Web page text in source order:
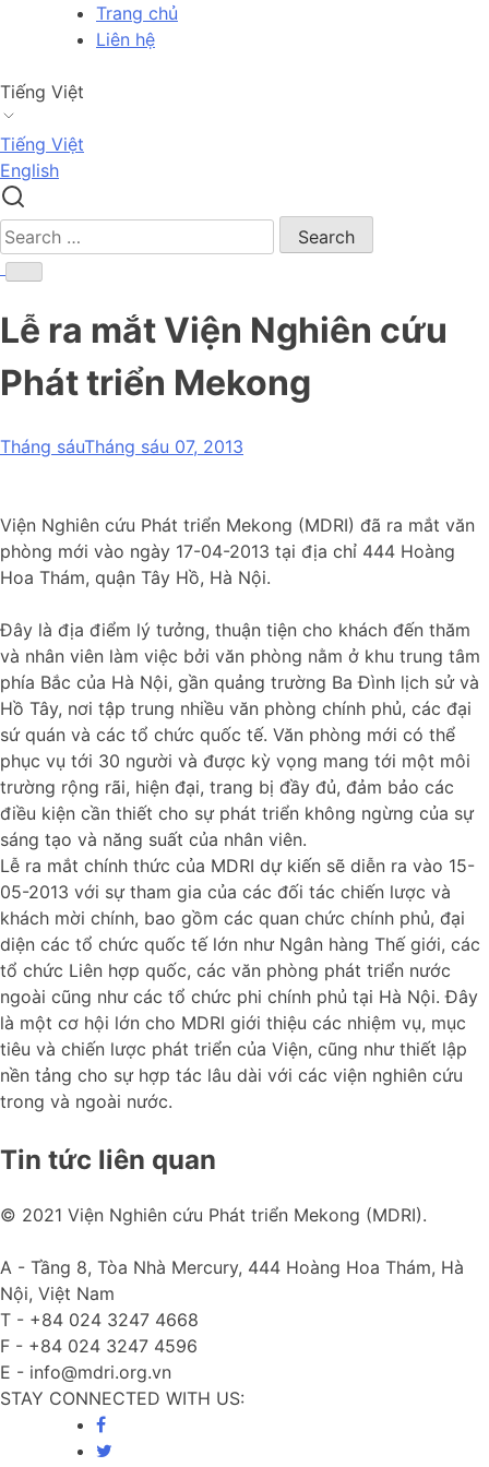
Trang chủ
Liên hệ
Tiếng Việt
Tiếng Việt
English
Search
for:
Lễ ra mắt Viện Nghiên cứu
Phát triển Mekong
Tháng sáuTháng sáu 07, 2013
Viện Nghiên cứu Phát triển Mekong (MDRI) đã ra mắt văn
phòng mới vào ngày 17-04-2013 tại địa chỉ 444 Hoàng
Hoa Thám, quận Tây Hồ, Hà Nội.
Đây là địa điểm lý tưởng, thuận tiện cho khách đến thăm
và nhân viên làm việc bởi văn phòng nằm ở khu trung tâm
phía Bắc của Hà Nội, gần quảng trường Ba Đình lịch sử và
Hồ Tây, nơi tập trung nhiều văn phòng chính phủ, các đại
sứ quán và các tổ chức quốc tế. Văn phòng mới có thể
phục vụ tới 30 người và được kỳ vọng mang tới một môi
trường rộng rãi, hiện đại, trang bị đầy đủ, đảm bảo các
điều kiện cần thiết cho sự phát triển không ngừng của sự
sáng tạo và năng suất của nhân viên.
Lễ ra mắt chính thức của MDRI dự kiến sẽ diễn ra vào 15-
05-2013 với sự tham gia của các đối tác chiến lược và
khách mời chính, bao gồm các quan chức chính phủ, đại
diện các tổ chức quốc tế lớn như Ngân hàng Thế giới, các
tổ chức Liên hợp quốc, các văn phòng phát triển nước
ngoài cũng như các tổ chức phi chính phủ tại Hà Nội. Đây
là một cơ hội lớn cho MDRI giới thiệu các nhiệm vụ, mục
tiêu và chiến lược phát triển của Viện, cũng như thiết lập
nền tảng cho sự hợp tác lâu dài với các viện nghiên cứu
trong và ngoài nước.
Tin tức liên quan
© 2021 Viện Nghiên cứu Phát triển Mekong (MDRI).
A - Tầng 8, Tòa Nhà Mercury, 444 Hoàng Hoa Thám, Hà
Nội, Việt Nam
T - +84 024 3247 4668
F - +84 024 3247 4596
E - info@mdri.org.vn
STAY CONNECTED WITH US: